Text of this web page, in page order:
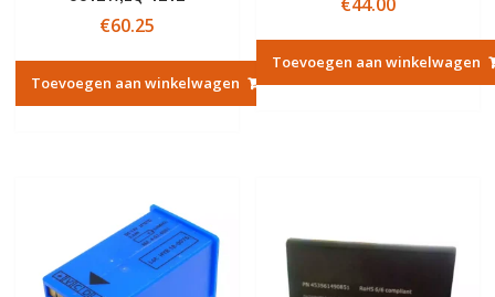
€60.25
Toevoegen aan winkelwagen
Toevoegen aan winkelwagen